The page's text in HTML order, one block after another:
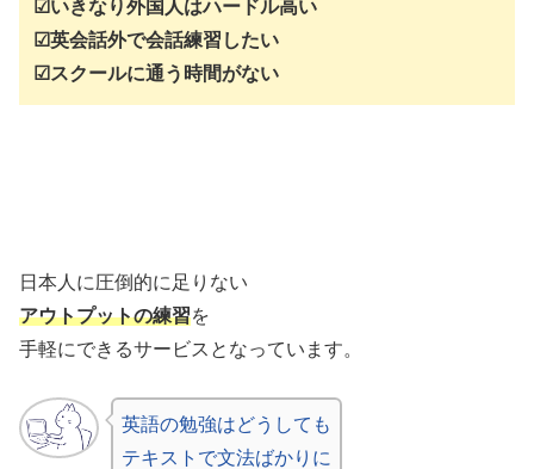
☑いきなり外国人はハードル高い
☑英会話外で会話練習したい
☑スクールに通う時間がない
日本人に圧倒的に足りない
アウトプットの練習を
手軽にできるサービスとなっています。
英語の勉強はどうしても
テキストで文法ばかりに